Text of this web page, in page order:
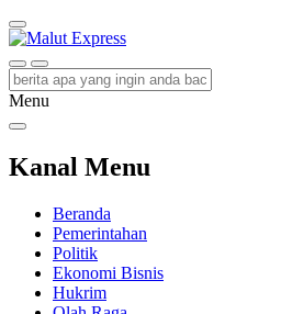
Malut Express
Berita Lebih Cepat
Menu
Kanal Menu
Beranda
Pemerintahan
Politik
Ekonomi Bisnis
Hukrim